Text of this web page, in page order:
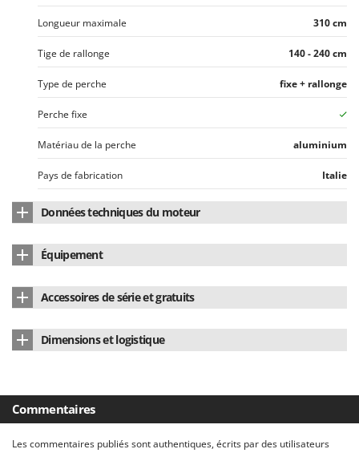
Longueur maximale 310 cm
Tige de rallonge 140 - 240 cm
Type de perche fixe + rallonge
Perche fixe
Matériau de la perche aluminium
Pays de fabrication Italie
Données techniques du moteur
Type de moteur À batterie
Type de moteur
Type de batterie Batterie de voiture
Puissance nominale (W) 170 W
Alimentation Avec batterie 12V
Équipement
Accessoires de série et gratuits
Dents/bâtons 1
Dimensions et logistique
Emballage Carton d'origine
Commentaires
Les commentaires publiés sont authentiques, écrits par des utilisateurs